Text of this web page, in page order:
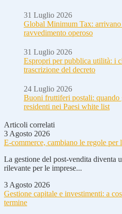
31 Luglio 2026
Global Minimum Tax:
ravvedimento operoso
31 Luglio 2026
Espropri per pubblica utilità: i
trascrizione del decreto
24 Luglio 2026
Buoni fruttiferi postali: quando
residenti nei Paesi white list
Articoli correlati
3 Agosto 2026
E-commerce, cambiano le regole per
La gestione del post-vendita diventa
rilevante per le imprese...
3 Agosto 2026
Gestione capitale e investimenti: a
termine